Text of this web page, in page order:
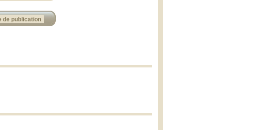
de publication